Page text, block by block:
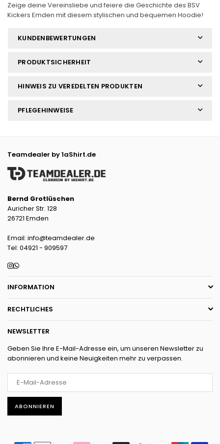
Zeige deine Vereinsliebe und feiere die Geschichte des BSV
Kickers Emden mit diesem stylischen und bequemen Hoodie!
KUNDENBEWERTUNGEN
PRODUKTSICHERHEIT
HINWEIS ZU VEREDELTEN PRODUKTEN
PFLEGEHINWEISE
Teamdealer by 1aShirt.de
Bernd Grotlüschen
Auricher Str. 128
26721 Emden
Email: info@teamdealer.de
Tel: 04921 - 909597
Instagram
Whatsapp
INFORMATION
RECHTLICHES
NEWSLETTER
Geben Sie Ihre E-Mail-Adresse ein, um unseren Newsletter zu
abonnieren und keine Neuigkeiten mehr zu verpassen.
ABONNIEREN